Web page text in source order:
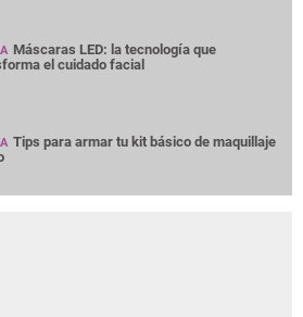
Máscaras LED: la tecnología que
el cuidado facial
Tips para armar tu kit básico de maquillaje